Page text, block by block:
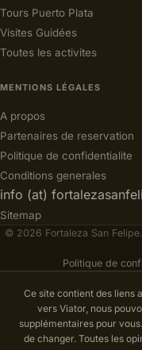
Tours Puerto Plata
Visites Guidées
Toutes les activites
MENTIONS LÉGALES
A propos
Partenaires de reservation
Politique de confidentialite
Conditions generales
info (at)
Sitemap
© 2026 Fortaleza San
Politique de
Ce site contient des liens
vers Viator, nous
supplémentaires pour
de changer. Toutes les